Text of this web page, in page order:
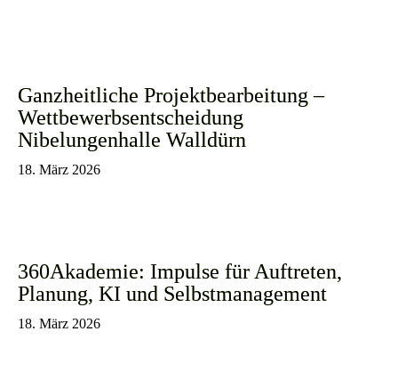
Ganzheitliche Projektbearbeitung –
Wettbewerbsentscheidung
Nibelungenhalle Walldürn
18. März 2026
360Akademie: Impulse für Auftreten,
Planung, KI und Selbstmanagement
18. März 2026